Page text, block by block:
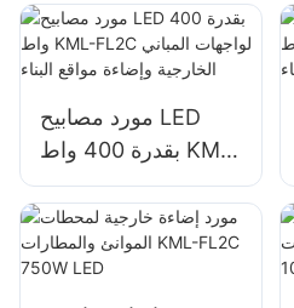
FL2C 200W LED
مورد مصابيح LED
بقدرة 400 واط KML-
FL2C لواجهات المباني
الخارجية وإضاءة مواقع
البناء